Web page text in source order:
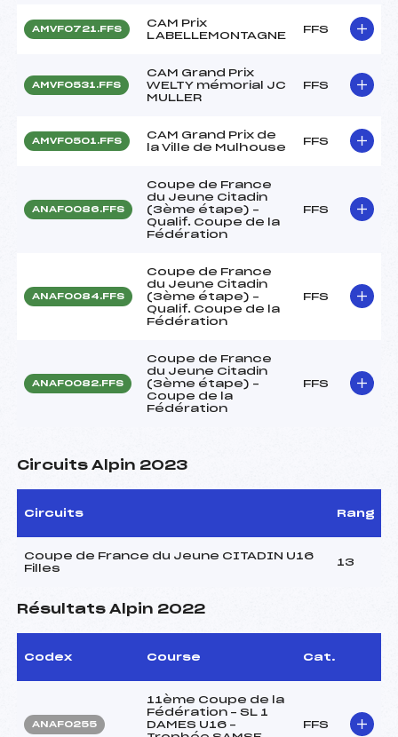
AMVF0721.FFS
CAM Prix
LABELLEMONTAGNE
FFS
AMVF0531.FFS
CAM Grand Prix
WELTY mémorial JC
MULLER
FFS
AMVF0501.FFS
CAM Grand Prix de
la Ville de Mulhouse
FFS
ANAF0086.FFS
Coupe de France
du Jeune Citadin
(3ème étape) –
Qualif. Coupe de la
Fédération
FFS
ANAF0084.FFS
Coupe de France
du Jeune Citadin
(3ème étape) –
Qualif. Coupe de la
Fédération
FFS
ANAF0082.FFS
Coupe de France
du Jeune Citadin
(3ème étape) –
Coupe de la
Fédération
FFS
Circuits Alpin 2023
Circuits Rang
Coupe de France du Jeune CITADIN U16
Filles
13
Résultats Alpin 2022
Codex Course Cat.
ANAF0255
11ème Coupe de la
Fédération – SL 1
DAMES U16 –
FFS